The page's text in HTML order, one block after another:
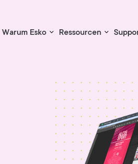
Warum Esko Ressourcen